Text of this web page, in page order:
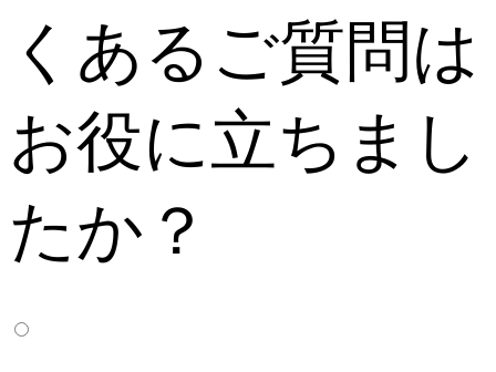
くあるご質問は
お役に立ちまし
たか？